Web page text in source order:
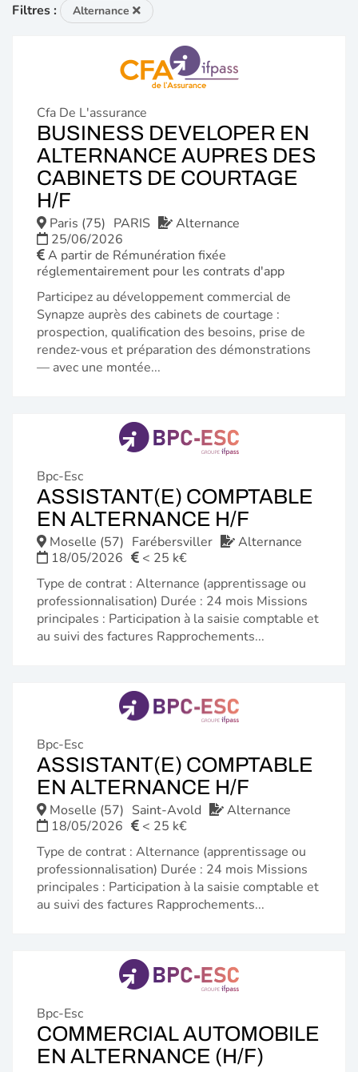
Filtres : Alternance
Cfa De L'assurance
BUSINESS DEVELOPER EN
ALTERNANCE AUPRES DES
CABINETS DE COURTAGE
H/F
FENÊTRE)
Paris (75) PARIS
Alternance
25/06/2026
A partir de Rémunération fixée
réglementairement pour les contrats d'app
Participez au développement commercial de
Synapze auprès des cabinets de courtage :
prospection, qualification des besoins, prise de
rendez-vous et préparation des démonstrations
— avec une montée...
Bpc-Esc
ASSISTANT(E) COMPTABLE
EN ALTERNANCE H/F
FENÊTRE)
Moselle (57) Farébersviller
Alternance
18/05/2026
< 25 k€
Type de contrat : Alternance (apprentissage ou
professionnalisation) Durée : 24 mois Missions
principales : Participation à la saisie comptable et
au suivi des factures Rapprochements...
Bpc-Esc
ASSISTANT(E) COMPTABLE
EN ALTERNANCE H/F
FENÊTRE)
Moselle (57) Saint-Avold
Alternance
18/05/2026
< 25 k€
Type de contrat : Alternance (apprentissage ou
professionnalisation) Durée : 24 mois Missions
principales : Participation à la saisie comptable et
au suivi des factures Rapprochements...
Bpc-Esc
COMMERCIAL AUTOMOBILE
EN ALTERNANCE (H/F)